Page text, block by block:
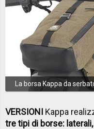
La borsa Kappa da
VERSIONI Kappa
tre tipi di borse: